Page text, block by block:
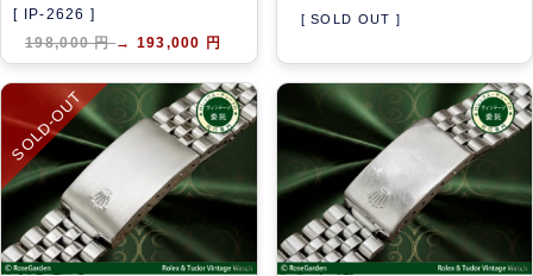
[ IP-2626 ]
198,000 円→ 193,000 円
[ SOLD OUT ]
SOLD-OUT